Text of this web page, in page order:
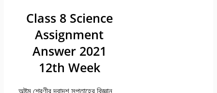
Class 8 Science
Assignment
Answer 2021
12th Week